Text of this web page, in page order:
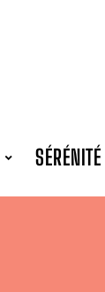
SÉRÉNITÉ